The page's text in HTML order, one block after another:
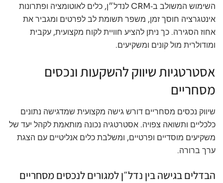
השימוש המשולב ב‑CRM לנדל״ן, כלים לאוטומציה ופתרונות
אינטגרציה חוסך זמן, משפר תשומת לב לפרטים ומגביר את
אחוז הסגירה. כך ניתן להציע חוויית לקוח מקצועית, עקבית
ומודולרית מול קונים ומשקיעים.
אסטרטגיות שיווק להשקעות ונכסים
מסחריים
שיווק נכסים מסחריים דורש גישה מקצועית שמדגישה נתונים
כלכליים ותשואה צפויה. אסטרטגיה נכונה מותאמת לקהל יעד של
משקיעים מוסדיים ופרטיים, ומשלבת כלים אנליטיים עם הצגת
ערך ברורה.
הבדלים בגישה בין נדל״ן למגורים לנכסים מסחריים